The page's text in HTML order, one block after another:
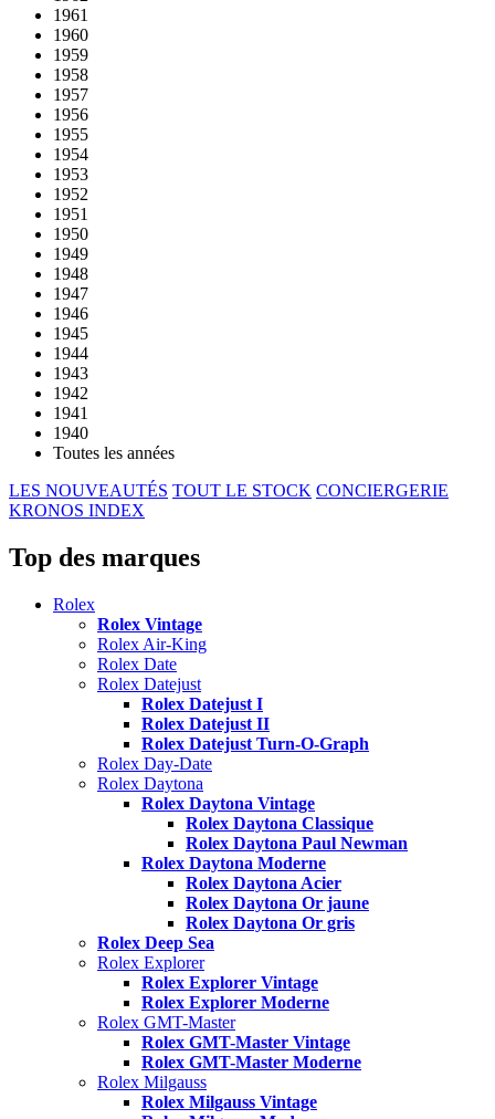
1961
1960
1959
1958
1957
1956
1955
1954
1953
1952
1951
1950
1949
1948
1947
1946
1945
1944
1943
1942
1941
1940
Toutes les années
LES NOUVEAUTÉS TOUT LE STOCK CONCIERGERIE
KRONOS INDEX
Top des marques
Rolex
Rolex Vintage
Rolex Air-King
Rolex Date
Rolex Datejust
Rolex Datejust I
Rolex Datejust II
Rolex Datejust Turn-O-Graph
Rolex Day-Date
Rolex Daytona
Rolex Daytona Vintage
Rolex Daytona Classique
Rolex Daytona Paul Newman
Rolex Daytona Moderne
Rolex Daytona Acier
Rolex Daytona Or jaune
Rolex Daytona Or gris
Rolex Deep Sea
Rolex Explorer
Rolex Explorer Vintage
Rolex Explorer Moderne
Rolex GMT-Master
Rolex GMT-Master Vintage
Rolex GMT-Master Moderne
Rolex Milgauss
Rolex Milgauss Vintage